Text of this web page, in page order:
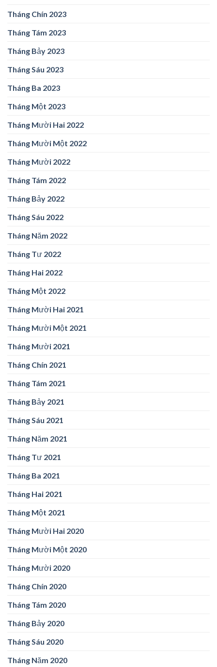
Tháng Chín 2023
Tháng Tám 2023
Tháng Bảy 2023
Tháng Sáu 2023
Tháng Ba 2023
Tháng Một 2023
Tháng Mười Hai 2022
Tháng Mười Một 2022
Tháng Mười 2022
Tháng Tám 2022
Tháng Bảy 2022
Tháng Sáu 2022
Tháng Năm 2022
Tháng Tư 2022
Tháng Hai 2022
Tháng Một 2022
Tháng Mười Hai 2021
Tháng Mười Một 2021
Tháng Mười 2021
Tháng Chín 2021
Tháng Tám 2021
Tháng Bảy 2021
Tháng Sáu 2021
Tháng Năm 2021
Tháng Tư 2021
Tháng Ba 2021
Tháng Hai 2021
Tháng Một 2021
Tháng Mười Hai 2020
Tháng Mười Một 2020
Tháng Mười 2020
Tháng Chín 2020
Tháng Tám 2020
Tháng Bảy 2020
Tháng Sáu 2020
Tháng Năm 2020